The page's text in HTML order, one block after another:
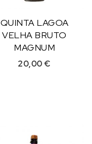
QUINTA LAGOA
VELHA BRUTO
MAGNUM
20,00€